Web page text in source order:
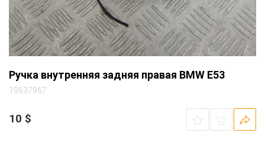
Ручка внутренняя задняя правая BMW E53
19637967
10 $